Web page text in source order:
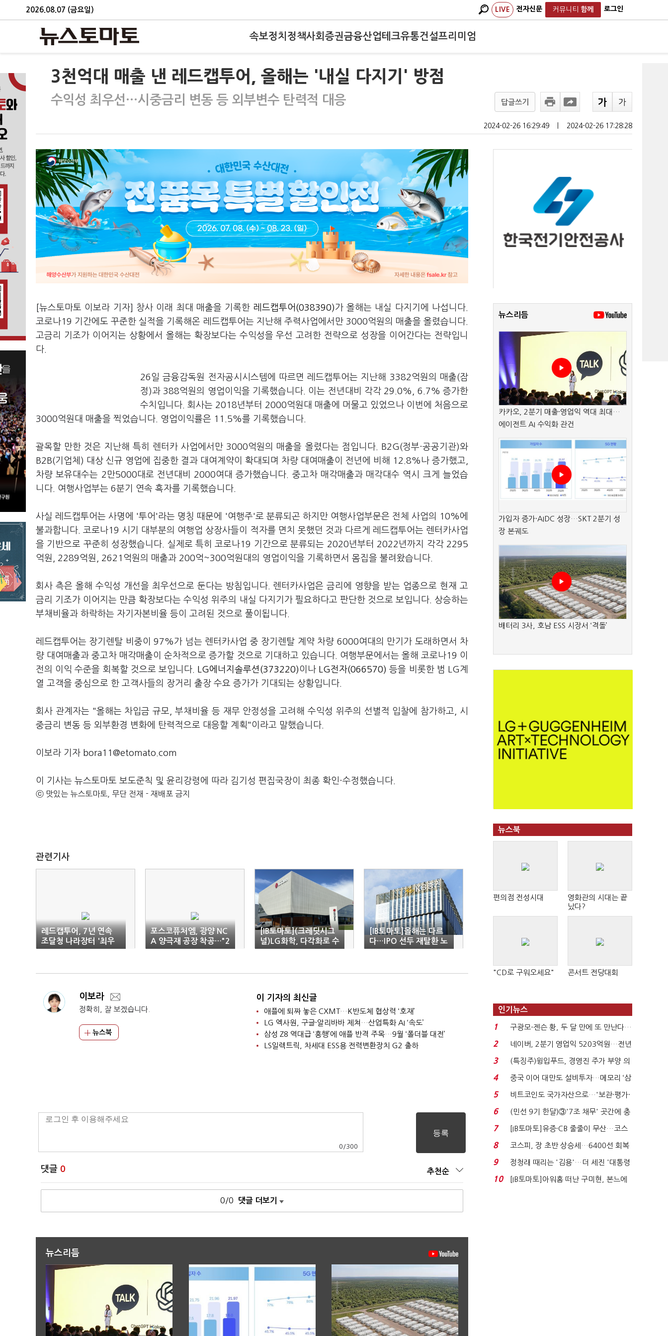
2026.08.07 (금요일) LIVE 전자신문 커뮤니티 함께 로그인
속보정치 정책사회 증권금융산업테크유통건설프리미엄
3천억대 매출 낸 레드캡투어, 올해는 '내실 다지기' 방점
수익성 최우선…시중금리 변동 등 외부변수 탄력적 대응 답글쓰기
2024-02-26 16:29:49 2024-02-26 17:28:28
[뉴스토마토 이보라 기자] 창사 이래 최대 매출을 기록한 레드캡투어(038390)가 올해는 내실 다지기에 나섭니다.
코로나19 기간에도 꾸준한 실적을 기록해온 레드캡투어는 지난해 주력사업에서만 3000억원의 매출을 올렸습니다.
고금리 기조가 이어지는 상황에서 올해는 확장보다는 수익성을 우선 고려한 전략으로 성장을 이어간다는 전략입니
다.
26일 금융감독원 전자공시시스템에 따르면 레드캡투어는 지난해 3382억원의 매출(잠
정)과 388억원의 영업이익을 기록했습니다. 이는 전년대비 각각 29.0%, 6.7% 증가한
수치입니다. 회사는 2018년부터 2000억원대 매출에 머물고 있었으나 이번에 처음으로
3000억원대 매출을 찍었습니다. 영업이익률은 11.5%를 기록했습니다.
괄목할 만한 것은 지난해 특히 렌터카 사업에서만 3000억원의 매출을 올렸다는 점입니다. B2G(정부·공공기관)와
B2B(기업체) 대상 신규 영업에 집중한 결과 대여계약이 확대되며 차량 대여매출이 전년에 비해 12.8%나 증가했고,
차량 보유대수는 2만5000대로 전년대비 2000여대 증가했습니다. 중고차 매각매출과 매각대수 역시 크게 늘었습
니다. 여행사업부는 6분기 연속 흑자를 기록했습니다.
사실 레드캡투어는 사명에 '투어'라는 명칭 때문에 '여행주'로 분류되곤 하지만 여행사업부문은 전체 사업의 10%에
불과합니다. 코로나19 시기 대부분의 여행업 상장사들이 적자를 면치 못했던 것과 다르게 레드캡투어는 렌터카사업
을 기반으로 꾸준히 성장했습니다. 실제로 특히 코로나19 기간으로 분류되는 2020년부터 2022년까지 각각 2295
억원, 2289억원, 2621억원의 매출과 200억~300억원대의 영업이익을 기록하면서 몸집을 불려왔습니다.
회사 측은 올해 수익성 개선을 최우선으로 둔다는 방침입니다. 렌터카사업은 금리에 영향을 받는 업종으로 현재 고
금리 기조가 이어지는 만큼 확장보다는 수익성 위주의 내실 다지기가 필요하다고 판단한 것으로 보입니다. 상승하는
부채비율과 하락하는 자기자본비율 등이 고려된 것으로 풀이됩니다.
레드캡투어는 장기렌탈 비중이 97%가 넘는 렌터카사업 중 장기렌탈 계약 차량 6000여대의 만기가 도래하면서 차
량 대여매출과 중고차 매각매출이 순차적으로 증가할 것으로 기대하고 있습니다. 여행부문에서는 올해 코로나19 이
전의 이익 수준을 회복할 것으로 보입니다.
LG에너지솔루션(373220)이나 LG전자(066570) 등을 비롯한 범 LG계
열 고객을 중심으로 한 고객사들의 장거리 출장 수요 증가가 기대되는 상황입니다.
회사 관계자는 "올해는 차입금 규모, 부채비율 등 재무 안정성을 고려해 수익성 위주의 선별적 입찰에 참가하고, 시
중금리 변동 등 외부환경 변화에 탄력적으로 대응할 계획"이라고 말했습니다.
이보라 기자 bora11@etomato.com
이 기사는 뉴스토마토 보도준칙 및 윤리강령에 따라 김기성 편집국장이 최종 확인·수정했습니다.
ⓒ 맛있는 뉴스토마토, 무단 전재 - 재배포 금지
관련기사
레드캡투어, 7년 연속
조달청 나라장터 '최우
수 등급' 획득
포스코퓨처엠, 광양 NC
A 양극재 공장 착공…"2
030년 100만톤 이상
[IB토마토](크레딧시그
널)LG화학, 다각화로 수
익성 방어·재무안정성
[IB토마토]올해는 다르
다…IPO 선두 재탈환 노
리는 KB증권
이보라
정확히, 잘 보겠습니다.
뉴스북
이 기자의 최신글
애플에 퇴짜 놓은 CXMT…K반도체 협상력 ‘호재’
LG 엑사원, 구글·알리바바 제쳐…산업특화 AI ‘속도’
삼성 Z8 역대급 ‘흥행’에 애플 반격 주목…9월 ‘폴더블 대전’
LS일렉트릭, 차세대 ESS용 전력변환장치 G2 출하
0 /300
댓글 0 추천순
0/0 댓글 더보기
뉴스리듬
뉴스리듬
카카오, 2분기 매출·영업익 역대 최대…
에이전트 AI 수익화 관건
가입자 증가·AIDC 성장…SKT 2분기 성
장 본궤도
배터리 3사, 호남 ESS 시장서 ‘격돌’
뉴스북
편의점 전성시대
영화관의 시대는 끝
났다?
"CD로 구워오세요" 콘서트 전당대회
인기뉴스
1
구광모-젠슨 황, 두 달 만에 또 만난다…
로봇·AI 등 논...
2
네이버, 2분기 영업익 5203억원…전년
비 0.2% 감소...
3
(특징주)윙입푸드, 경영진 주가 부양 의
지에 상한가...
4
중국 이어 대만도 설비투자…메모리 ‘삼
국전쟁’
5
비트코인도 국가자산으로…'보관·평가·
처분' 기준은 ...
6
(민선 9기 한달)③'7조 채무' 곳간에 충
격…추미애, 20년...
7
[IB토마토]유증·CB 줄줄이 무산…코스
닥 벌점 급증에 ...
8
코스피, 장 초반 상승세…6400선 회복
시도
9
정청래 때리는 '김용'…더 세진 '대통령
최측근' 입...
10
[IB토마토]아워홈 떠난 구미현, 본느에